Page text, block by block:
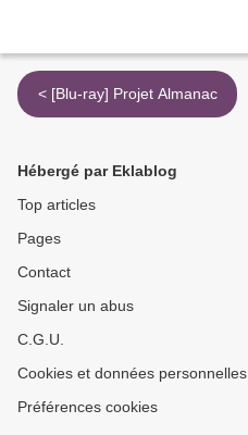
< [Blu-ray] Projet Almanac
Hébergé par Eklablog
Top articles
Pages
Contact
Signaler un abus
C.G.U.
Cookies et données personnelles
Préférences cookies